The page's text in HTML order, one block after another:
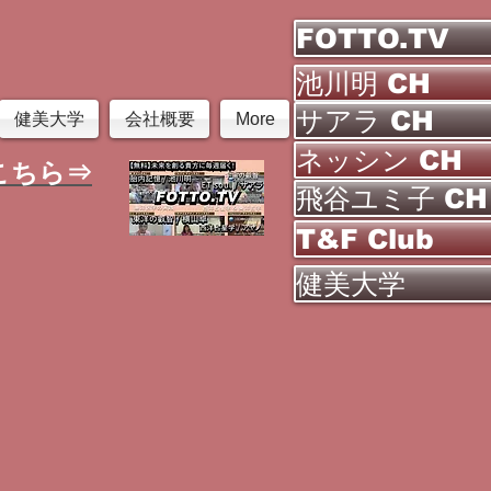
FOTTO.TV
池川明 CH
健美大学 会社概要 More
ちら⇒
サアラ CH
ネッシン CH
飛谷ユミ子 CH
T&F Club
健美大学